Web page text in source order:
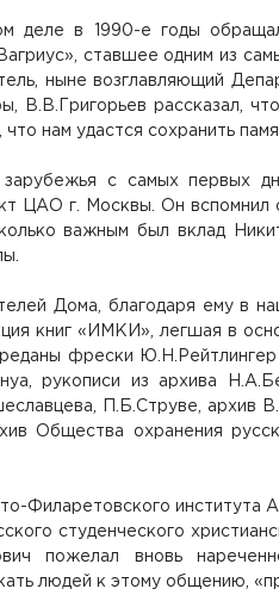
деле в 1990-е годы
ставшее одним из
ныне возглавляющий
В.В.Григорьев рассказал,
нам удастся сохранить
с самых первых
ЦАО г. Москвы. Он вспомнил
важным был вклад
Дома, благодаря ему в
книг «ИМКИ», легшая в
фрески
рукописи из архива
П.Б.Струве, архив
Общества охранения
Филаретовского института
студенческого
пожелал вновь
людей к этому общению,